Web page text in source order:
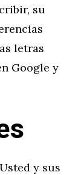
su
letras
Google y
y sus